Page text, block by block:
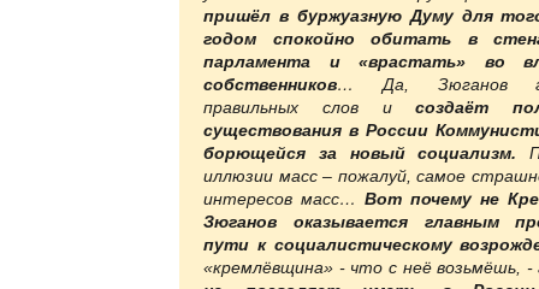
пришёл в буржуазную Думу для
годом спокойно обитать в
парламента и «врастать» во
собственников… Да, Зюганов
правильных слов исоздаёт
существования в России
борющейся за новый социализм.
иллюзии масс – пожалуй, самое
интересов масс… Вот почему не
Зюганов оказывается главным
пути к социалистическому
«кремлёвщина» - что с неё возьмёшь, -